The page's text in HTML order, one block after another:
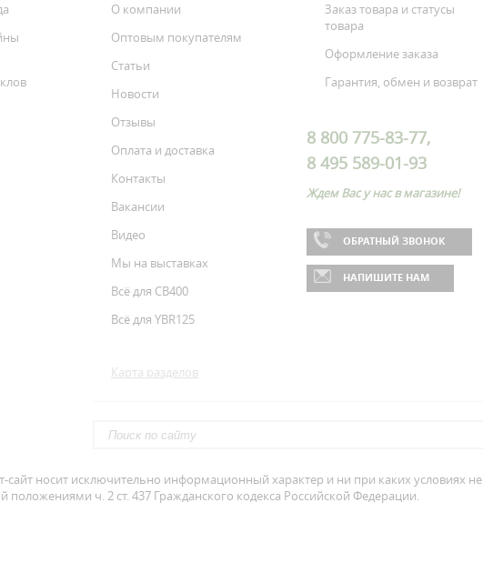
О компании
Оптовым покупателям
Статьи
Новости
Отзывы
Оплата и доставка
Контакты
Вакансии
Видео
Мы на выставках
Всё для CB400
Всё для YBR125
Карта разделов
Заказ товара и статусы
товара
Оформление заказа
Гарантия, обмен и возврат
8 800 775-83-77,
8 495 589-01-93
Ждем Вас у нас в магазине!
ОБРАТНЫЙ ЗВОНОК
НАПИШИТЕ НАМ
носит исключительно информационный характер и ни при каких условиях не
ч. 2 ст. 437 Гражданского кодекса Российской Федерации.